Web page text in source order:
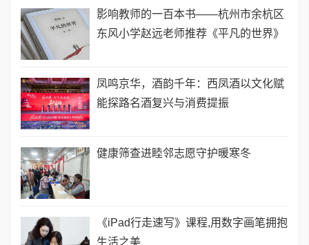
影响教师的一百本书——杭州市余杭区
东风小学赵远老师推荐《平凡的世界》
凤鸣京华，酒韵千年：西凤酒以文化赋
能探路名酒复兴与消费提振
健康筛查进睦邻志愿守护暖寒冬
《iPad行走速写》课程,用数字画笔拥抱
生活之美